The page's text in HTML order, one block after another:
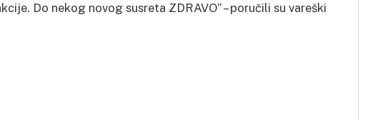
Do nekog novog susreta ZDRAVO” – poručili su vareški